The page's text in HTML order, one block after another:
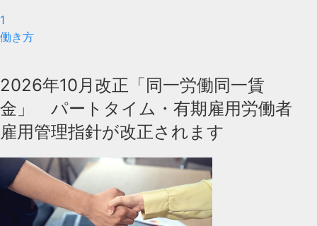
1
働き方
2026年10月改正「同一労働同一賃
金」 パートタイム・有期雇用労働者
雇用管理指針が改正されます